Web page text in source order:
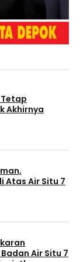
Akhirnya
Atas Air Situ 7
Air Situ 7